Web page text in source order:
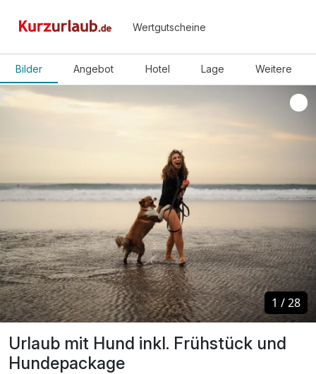
Wertgutscheine
Bilder Angebot Hotel Lage Weitere
Urlaub mit Hund inkl. Frühstück und
Hundepackage
1 /28
1 /28